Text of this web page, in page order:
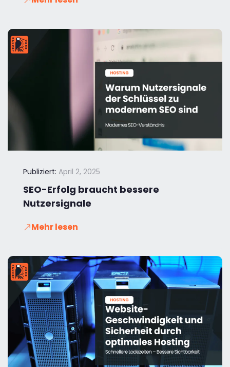
Publiziert: April 2, 2025
SEO-Erfolg braucht bessere
Nutzersignale
Mehr lesen